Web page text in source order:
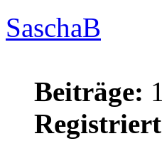
SaschaB
Beiträge: